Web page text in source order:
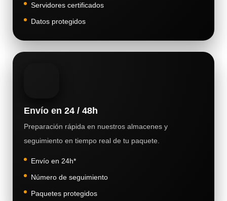
Servidores certificados
Datos protegidos
Envío en 24 / 48h
Preparación rápida en nuestros almacenes y
seguimiento en tiempo real de tu paquete.
Envío en 24h*
Número de seguimiento
Paquetes protegidos